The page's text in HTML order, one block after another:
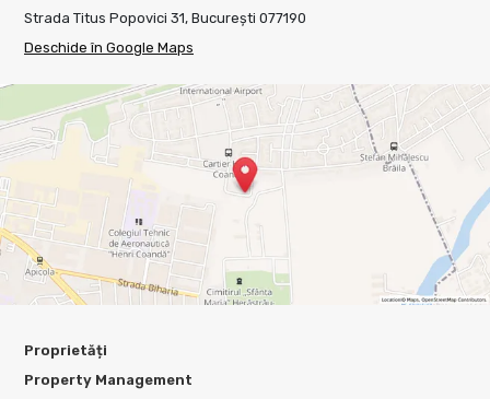
Strada Titus Popovici 31, București 077190
Deschide în Google Maps
Proprietăți
Property Management